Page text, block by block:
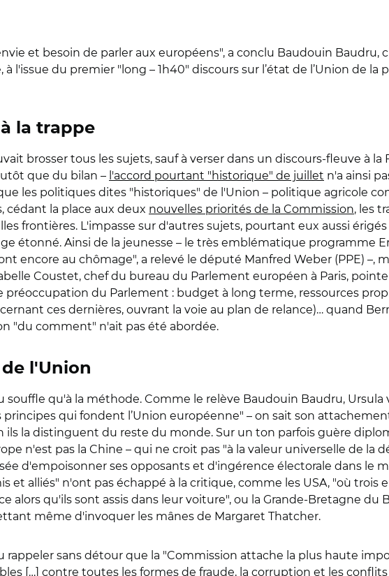
et besoin de parler aux européens", a conclu Baudouin Baudru,
l'issue du premier "long – 1h40" discours sur l’état de l’Union de la
la trappe
brosser tous les sujets, sauf à verser dans un discours-fleuve à la
que du bilan – l'accord pourtant "historique" de juillet n'a ainsi
les politiques dites "historiques" de l'Union – politique agricole
cédant la place aux deux nouvelles priorités de la Commission, les
frontières. L'impasse sur d'autres sujets, pourtant eux aussi
étonné. Ainsi de la jeunesse – le très emblématique programme
encore au chômage", a relevé le député Manfred Weber (PPE) –,
Coustet, chef du bureau du Parlement européen à Paris,
du Parlement : budget à long terme, ressources
ces dernières, ouvrant la voie au plan de relance)… quand
"du comment" n'ait pas été abordée.
l'Union
souffle qu'à la méthode. Comme le relève Baudouin Baudru, Ursula
principes qui fondent l’Union européenne" – on sait son
la distinguent du reste du monde. Sur un ton parfois guère
n'est pas la Chine – qui ne croit pas "à la valeur universelle de la
d'empoisonner ses opposants et d'ingérence électorale dans le
et alliés" n'ont pas échappé à la critique, comme les USA, "où trois
alors qu'ils sont assis dans leur voiture", ou la Grande-Bretagne du
même d'invoquer les mânes de Margaret Thatcher.
sans détour que la "Commission attache la plus haute
[…] contre toutes les formes de fraude, la corruption et les